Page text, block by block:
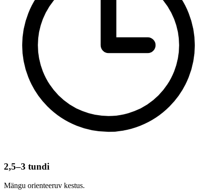
2,5–3 tundi
Mängu orienteeruv kestus.